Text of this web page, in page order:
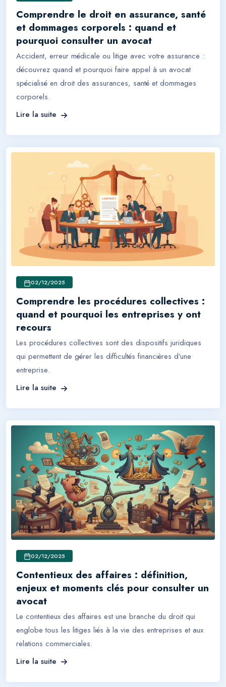
Comprendre le droit en assurance, santé
et dommages corporels : quand et
pourquoi consulter un avocat
Accident, erreur médicale ou litige avec votre assurance :
découvrez quand et pourquoi faire appel à un avocat
spécialisé en droit des assurances, santé et dommages
corporels.
Lire la suite
02/12/2025
Comprendre les procédures collectives :
quand et pourquoi les entreprises y ont
recours
Les procédures collectives sont des dispositifs juridiques
qui permettent de gérer les difficultés financières d’une
entreprise.
Lire la suite
02/12/2025
Contentieux des affaires : définition,
enjeux et moments clés pour consulter un
avocat
Le contentieux des affaires est une branche du droit qui
englobe tous les litiges liés à la vie des entreprises et aux
relations commerciales.
Lire la suite